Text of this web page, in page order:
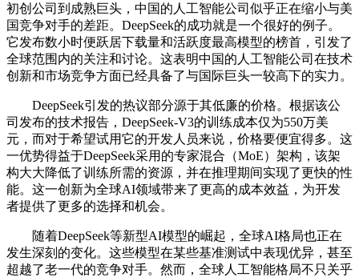
初创公司到成熟巨头，中国的人工智能公司似乎正在缩小与美
国竞争对手的差距。DeepSeek的成功就是一个很好的例子。
它发布数小时便跃居下载量和活跃度最高模型的榜首，引发了
全球范围内的关注和讨论。这表明中国的人工智能公司在技术
创新和市场竞争方面已经具备了与国际巨头一较高下的实力。
DeepSeek引发的热议部分源于其低廉的价格。根据该公
司发布的技术报告，DeepSeek-V3的训练成本仅为550万美
元，而对于希望试用它的开发人员来说，价格要便宜得多。这
一优势得益于DeepSeek采用的专家混合（MoE）架构，该架
构大大降低了训练所需的资源，并在推理期间实现了更快的性
能。这一创新为全球AI领域带来了更高的成本效益，为开发
者提供了更多的选择和机会。
随着DeepSeek等新型AI模型的崛起，全球AI格局也正在
发生深刻的变化。这些模型在某些基准测试中表现优异，甚至
超越了老一代的竞争对手。然而，全球人工智能格局不只关乎